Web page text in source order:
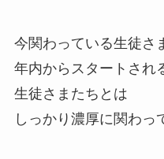
今関わっている生徒さ
年内からスタートされ
生徒さまたちとは
しっかり濃厚に関わっ